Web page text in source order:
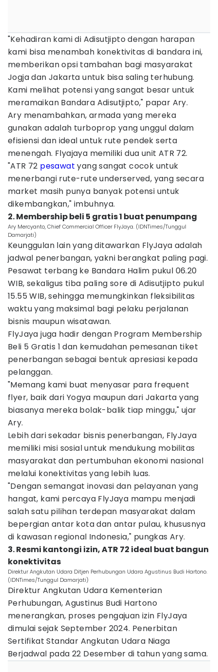
"Kehadiran kami di Adisutjipto dengan harapan
kami bisa menambah konektivitas di bandara ini,
memberikan opsi tambahan bagi masyarakat
Jogja dan Jakarta untuk bisa saling terhubung.
Kami melihat potensi yang sangat besar untuk
meramaikan Bandara Adisutjipto," papar Ary.
Ary menambahkan, armada yang mereka
gunakan adalah turboprop yang unggul dalam
efisiensi dan ideal untuk rute pendek serta
menengah. Flyajaya memiliki dua unit ATR 72.
"ATR 72 pesawat yang sangat cocok untuk
menerbangi rute-rute underserved, yang secara
market masih punya banyak potensi untuk
dikembangkan," imbuhnya.
2. Membership beli 5 gratis 1 buat penumpang
Ary Mercyanto, Chief Commercial Officer FlyJaya. (IDNTimes/Tunggul
Damarjati)
Keunggulan lain yang ditawarkan FlyJaya adalah
jadwal penerbangan, yakni berangkat paling pagi.
Pesawat terbang ke Bandara Halim pukul 06.20
WIB, sekaligus tiba paling sore di Adisutjipto pukul
15.55 WIB, sehingga memungkinkan fleksibilitas
waktu yang maksimal bagi pelaku perjalanan
bisnis maupun wisatawan.
FlyJaya juga hadir dengan Program Membership
Beli 5 Gratis 1 dan kemudahan pemesanan tiket
penerbangan sebagai bentuk apresiasi kepada
pelanggan.
"Memang kami buat menyasar para frequent
flyer, baik dari Yogya maupun dari Jakarta yang
biasanya mereka bolak-balik tiap minggu," ujar
Ary.
Lebih dari sekadar bisnis penerbangan, FlyJaya
memiliki misi sosial untuk mendukung mobilitas
masyarakat dan pertumbuhan ekonomi nasional
melalui konektivitas yang lebih luas.
"Dengan semangat inovasi dan pelayanan yang
hangat, kami percaya FlyJaya mampu menjadi
salah satu pilihan terdepan masyarakat dalam
bepergian antar kota dan antar pulau, khususnya
di kawasan regional Indonesia," pungkas Ary.
3. Resmi kantongi izin, ATR 72 ideal buat bangun
konektivitas
Direktur Angkutan Udara Ditjen Perhubungan Udara Agustinus Budi Hartono.
(IDNTimes/Tunggul Damarjati)
Direktur Angkutan Udara Kementerian
Perhubungan, Agustinus Budi Hartono
menerangkan, proses pengajuan izin FlyJaya
dimulai sejak September 2024. Penerbitan
Sertifikat Standar Angkutan Udara Niaga
Berjadwal pada 22 Desember di tahun yang sama.